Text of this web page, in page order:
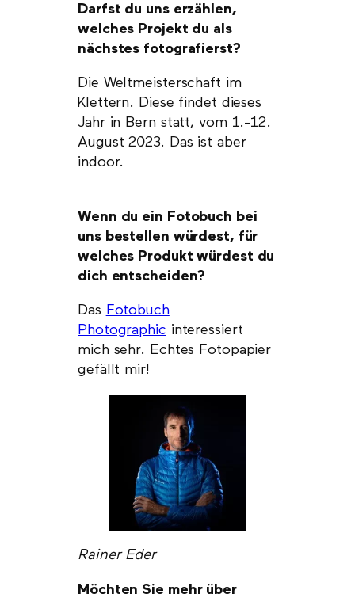
Darfst du uns erzählen,
welches Projekt du als
nächstes fotografierst?
Die Weltmeisterschaft im
Klettern. Diese findet dieses
Jahr in Bern statt, vom 1.-12.
August 2023. Das ist aber
indoor.
Wenn du ein Fotobuch bei
uns bestellen würdest, für
welches Produkt würdest du
dich entscheiden?
Das Fotobuch
Photographic interessiert
mich sehr. Echtes Fotopapier
gefällt mir!
Rainer Eder
Möchten Sie mehr über